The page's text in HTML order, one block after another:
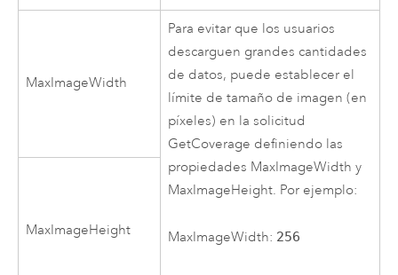
MaxImageWidth
Para evitar que los usuarios
descarguen grandes cantidades
de datos, puede establecer el
límite de tamaño de imagen (en
píxeles) en la solicitud
GetCoverage definiendo las
propiedades MaxImageWidth y
MaxImageHeight. Por ejemplo:
MaxImageWidth: 256
MaxImageHeight